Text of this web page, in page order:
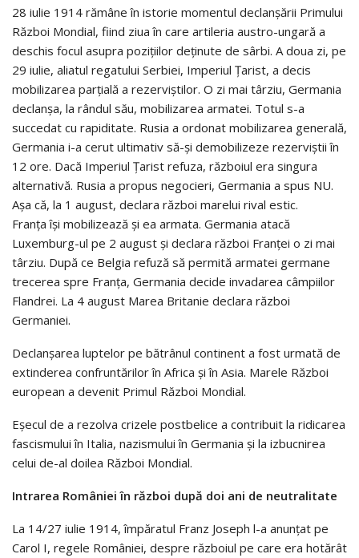
28 iulie 1914 rămâne în istorie momentul declanșării Primului
Război Mondial, fiind ziua în care artileria austro-ungară a
deschis focul asupra pozițiilor deținute de sârbi. A doua zi, pe
29 iulie, aliatul regatului Serbiei, Imperiul Țarist, a decis
mobilizarea parțială a rezerviștilor. O zi mai târziu, Germania
declanșa, la rândul său, mobilizarea armatei. Totul s-a
succedat cu rapiditate. Rusia a ordonat mobilizarea generală,
Germania i-a cerut ultimativ să-și demobilizeze rezerviștii în
12 ore. Dacă Imperiul Țarist refuza, războiul era singura
alternativă. Rusia a propus negocieri, Germania a spus NU.
Așa că, la 1 august, declara război marelui rival estic.
Franța își mobilizează și ea armata. Germania atacă
Luxemburg-ul pe 2 august și declara război Franței o zi mai
târziu. După ce Belgia refuză să permită armatei germane
trecerea spre Franța, Germania decide invadarea câmpiilor
Flandrei. La 4 august Marea Britanie declara război
Germaniei.
Declanșarea luptelor pe bătrânul continent a fost urmată de
extinderea confruntărilor în Africa și în Asia. Marele Război
european a devenit Primul Război Mondial.
Eșecul de a rezolva crizele postbelice a contribuit la ridicarea
fascismului în Italia, nazismului în Germania și la izbucnirea
celui de-al doilea Război Mondial.
Intrarea României în război după doi ani de neutralitate
La 14/27 iulie 1914, împăratul Franz Joseph l-a anunțat pe
Carol I, regele României, despre războiul pe care era hotărât